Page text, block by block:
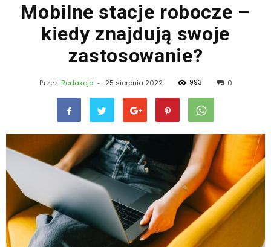
Mobilne stacje robocze –
kiedy znajdują swoje
zastosowanie?
Przez Redakcja - 25 sierpnia 2022 993 0